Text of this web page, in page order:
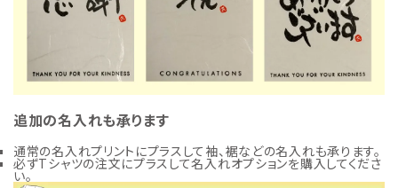
追加の名入れも承ります
通常の名入れプリントにプラスして袖、裾などの名入れも承ります。
必ずTシャツの注文にプラスして名入れオプションを購入してくださ
い。